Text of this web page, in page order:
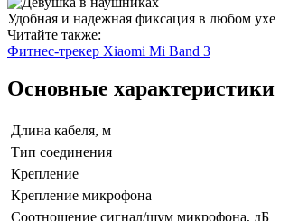
Удобная и надежная фиксация в любом ухе
Читайте также:
Фитнес-трекер Xiaomi Mi Band 3
Основные характеристики
Длина кабеля, м
Тип соединения
Крепление
Крепление микрофона
Соотношение сигнал/шум микрофона, дБ